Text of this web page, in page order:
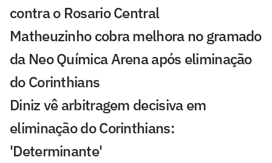
contra o Rosario Central
Matheuzinho cobra melhora no gramado
da Neo Química Arena após eliminação
do Corinthians
Diniz vê arbitragem decisiva em
eliminação do Corinthians:
'Determinante'